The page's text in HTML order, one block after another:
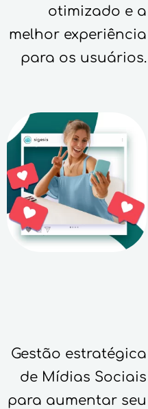
otimizado e a
melhor experiência
para os usuários.
Gestão estratégica
de Mídias Sociais
para aumentar seu